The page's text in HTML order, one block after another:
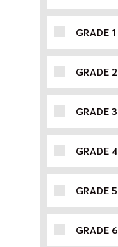
GRADE 1
GRADE 2
GRADE 3
GRADE 4
GRADE 5
GRADE 6